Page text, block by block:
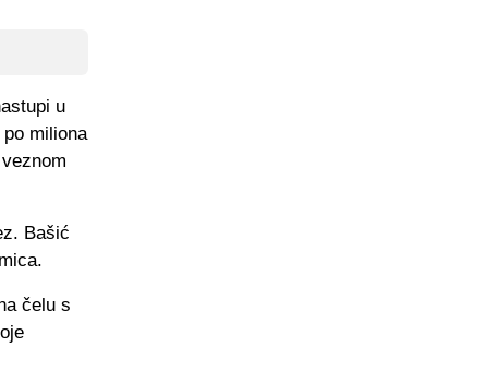
u
miliona
Bašić
čelu s